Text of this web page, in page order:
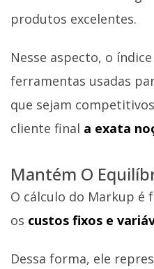
produtos excelentes.
Nesse aspecto, o
ferramentas usadas
que sejam
cliente final a exata
Mantém O
O cálculo do Markup é
os custos fixos e
Dessa forma, ele